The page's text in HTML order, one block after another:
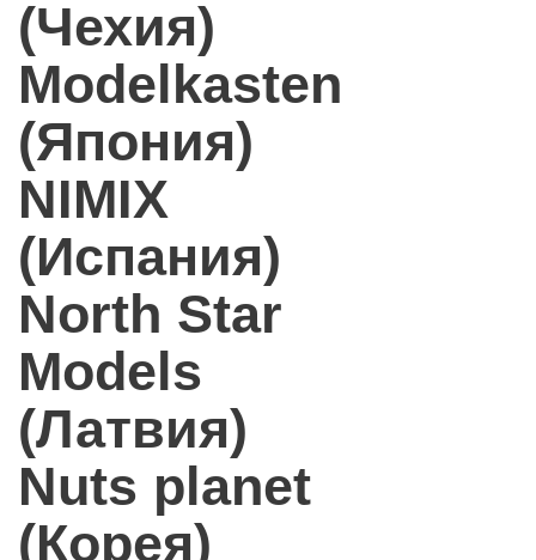
(Чехия)
Modelkasten
(Япония)
NIMIX
(Испания)
North Star
Models
(Латвия)
Nuts planet
(Корея)